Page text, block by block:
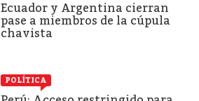
Ecuador y Argentina cierran
pase a miembros de la cúpula
chavista
POLÍTICA